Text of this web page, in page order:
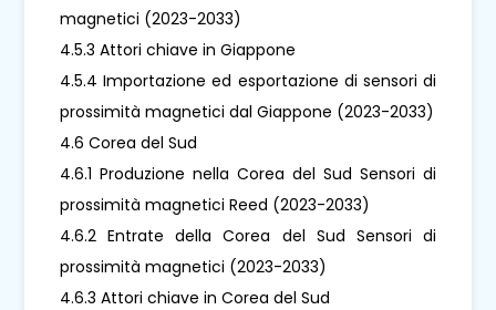
magnetici (2023-2033)
4.5.3 Attori chiave in Giappone
4.5.4 Importazione ed esportazione di sensori di
prossimità magnetici dal Giappone (2023-2033)
4.6 Corea del Sud
4.6.1 Produzione nella Corea del Sud Sensori di
prossimità magnetici Reed (2023-2033)
4.6.2 Entrate della Corea del Sud Sensori di
prossimità magnetici (2023-2033)
4.6.3 Attori chiave in Corea del Sud